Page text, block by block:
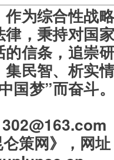
作为综合性战
，秉持对国
信条，追崇
民智、析实
国梦”而奋斗
策网》， 网